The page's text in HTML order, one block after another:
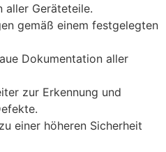
aller Geräteteile.
gemäß einem festgelegten
Dokumentation aller
zur Erkennung und
einer höheren Sicherheit